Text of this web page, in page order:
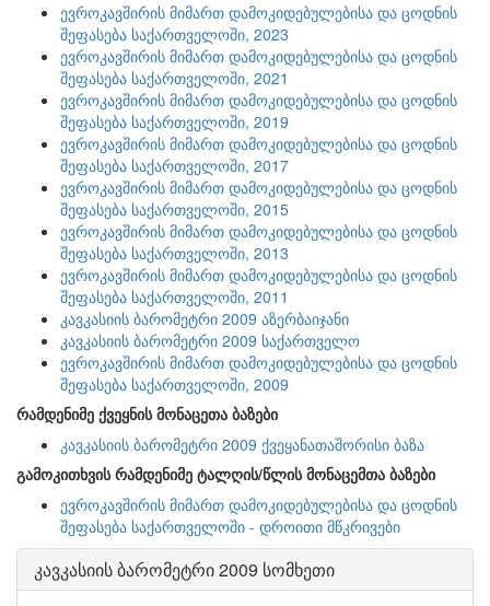
ევროკავშირის მიმართ დამოკიდებულებისა და ცოდნის
შეფასება საქართველოში, 2023
ევროკავშირის მიმართ დამოკიდებულებისა და ცოდნის
შეფასება საქართველოში, 2021
ევროკავშირის მიმართ დამოკიდებულებისა და ცოდნის
შეფასება საქართველოში, 2019
ევროკავშირის მიმართ დამოკიდებულებისა და ცოდნის
შეფასება საქართველოში, 2017
ევროკავშირის მიმართ დამოკიდებულებისა და ცოდნის
შეფასება საქართველოში, 2015
ევროკავშირის მიმართ დამოკიდებულებისა და ცოდნის
შეფასება საქართველოში, 2013
ევროკავშირის მიმართ დამოკიდებულებისა და ცოდნის
შეფასება საქართველოში, 2011
კავკასიის ბარომეტრი 2009 აზერბაიჯანი
კავკასიის ბარომეტრი 2009 საქართველო
ევროკავშირის მიმართ დამოკიდებულებისა და ცოდნის
შეფასება საქართველოში, 2009
რამდენიმე ქვეყნის მონაცეთა ბაზები
კავკასიის ბარომეტრი 2009 ქვეყანათაშორისი ბაზა
გამოკითხვის რამდენიმე ტალღის/წლის მონაცემთა ბაზები
ევროკავშირის მიმართ დამოკიდებულებისა და ცოდნის
შეფასება საქართველოში - დროითი მწკრივები
კავკასიის ბარომეტრი 2009 სომხეთი